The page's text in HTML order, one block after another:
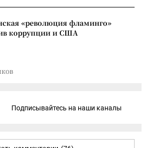
«революция фламинго»
коррупции и США
Подписывайтесь на наши каналы